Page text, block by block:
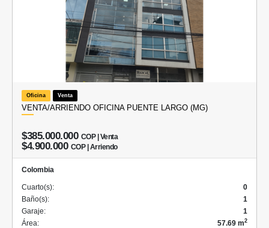
Oficina Venta
VENTA/ARRIENDO OFICINA PUENTE LARGO (MG)
$385.000.000 COP | Venta
$4.900.000 COP | Arriendo
Colombia
Cuarto(s):
0
Baño(s):
1
Garaje:
1
Área:
57.69 m2